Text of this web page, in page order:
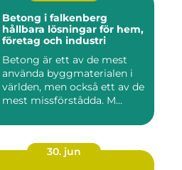
Betong i falkenberg
hållbara lösningar för hem,
företag och industri
Betong är ett av de mest
använda byggmaterialen i
världen, men också ett av de
mest missförstådda. M...
30. jun